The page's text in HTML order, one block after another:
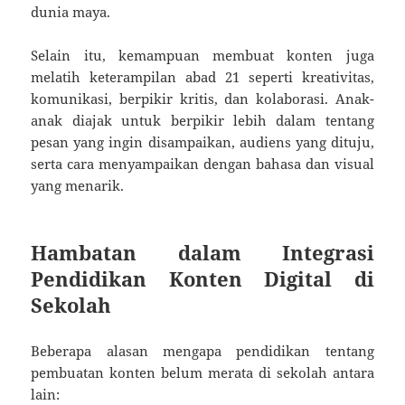
dunia maya.
Selain itu, kemampuan membuat konten juga
melatih keterampilan abad 21 seperti kreativitas,
komunikasi, berpikir kritis, dan kolaborasi. Anak-
anak diajak untuk berpikir lebih dalam tentang
pesan yang ingin disampaikan, audiens yang dituju,
serta cara menyampaikan dengan bahasa dan visual
yang menarik.
Hambatan dalam Integrasi
Pendidikan Konten Digital di
Sekolah
Beberapa alasan mengapa pendidikan tentang
pembuatan konten belum merata di sekolah antara
lain: